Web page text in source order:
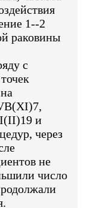
1--2
раковины
с
и
через
не
число